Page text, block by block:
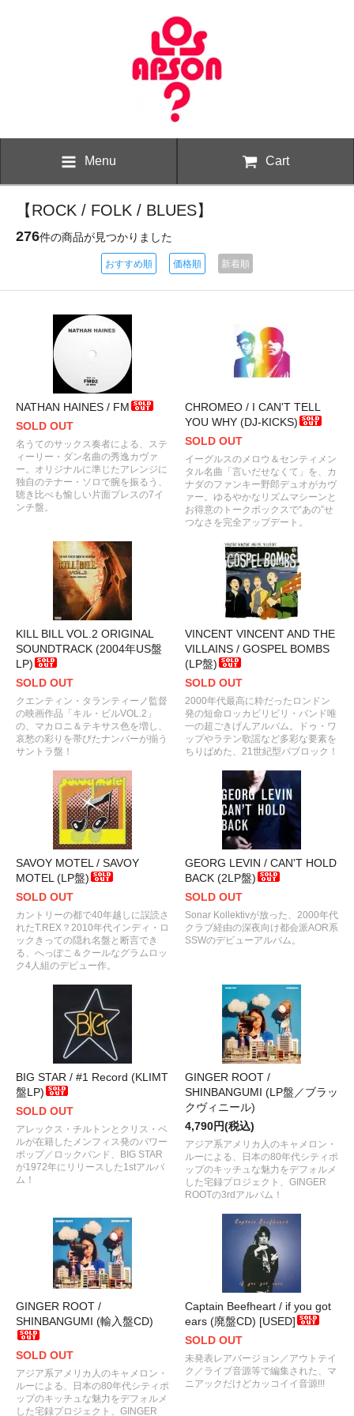
Menu Cart
【ROCK / FOLK / BLUES】
276件の商品が見つかりました
おすすめ順 価格順 新着順
NATHAN HAINES / FM
SOLD OUT
名うてのサックス奏者による、ステ
ィーリー・ダン名曲の秀逸カヴァ
ー。オリジナルに準じたアレンジに
独自のテナー・ソロで腕を振るう、
聴き比べも愉しい片面プレスの7イ
ンチ盤。
CHROMEO / I CAN'T TELL
YOU WHY (DJ-KICKS)
SOLD OUT
イーグルスのメロウ＆センティメン
タル名曲「言いだせなくて」を、カ
ナダのファンキー野郎デュオがカヴ
ァー。ゆるやかなリズムマシーンと
お得意のトークボックスで“あの”せ
つなさを完全アップデート。
KILL BILL VOL.2 ORIGINAL
SOUNDTRACK (2004年US盤
LP)
SOLD OUT
クエンティン・タランティーノ監督
の映画作品「キル・ビルVOL.2」
の、マカロニ＆テキサス色を増し、
哀愁の彩りを帯びたナンバーが揃う
サントラ盤！
VINCENT VINCENT AND THE
VILLAINS / GOSPEL BOMBS
(LP盤)
SOLD OUT
2000年代最高に粋だったロンドン
発の短命ロッカビリビリ・バンド唯
一の超ごきげんアルバム。ドゥ・ワ
ップやラテン歌謡など多彩な要素を
ちりばめた、21世紀型パブロック！
SAVOY MOTEL / SAVOY
MOTEL (LP盤)
SOLD OUT
カントリーの都で40年越しに誤読さ
れたT.REX？2010年代インディ・ロ
ックきっての隠れ名盤と断言でき
る、へっぽこ＆クールなグラムロッ
ク4人組のデビュー作。
GEORG LEVIN / CAN'T HOLD
BACK (2LP盤)
SOLD OUT
Sonar Kollektivが放った、2000年代
クラブ経由の深夜向け都会派AOR系
SSWのデビューアルバム。
BIG STAR / #1 Record (KLIMT
盤LP)
SOLD OUT
アレックス・チルトンとクリス・ベ
ルが在籍したメンフィス発のパワー
ポップ／ロックバンド、BIG STAR
が1972年にリリースした1stアルバ
ム！
GINGER ROOT /
SHINBANGUMI (LP盤／ブラッ
クヴィニール)
4,790円(税込)
アジア系アメリカ人のキャメロン・
ルーによる、日本の80年代シティポ
ップのキッチュな魅力をデフォルメ
した宅録プロジェクト、GINGER
ROOTの3rdアルバム！
GINGER ROOT /
SHINBANGUMI (輸入盤CD)
SOLD OUT
アジア系アメリカ人のキャメロン・
ルーによる、日本の80年代シティポ
ップのキッチュな魅力をデフォルメ
した宅録プロジェクト、GINGER
Captain Beefheart / if you got
ears (廃盤CD) [USED]
SOLD OUT
未発表レアバージョン／アウトテイ
ク／ライブ音源等で編集された、マ
ニアックだけどカッコイイ音源!!!